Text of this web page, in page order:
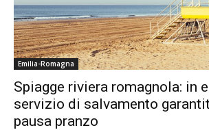
Emilia-Romagna
Spiagge riviera romagnola: in
servizio di salvamento
pausa pranzo